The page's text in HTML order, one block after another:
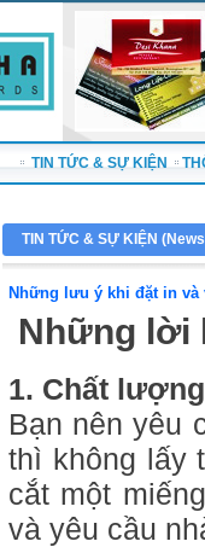
TIN TỨC & SỰ KIỆN
TIN TỨC & SỰ KIỆN (
Những lưu ý khi đặt in
Những lời
1. Chất
Bạn nên yêu
thì không lấy
cắt một
và yêu cầu